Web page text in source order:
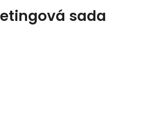
sada